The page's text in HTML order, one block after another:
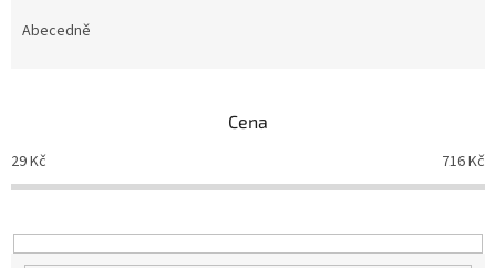
o
d
k
t
Abecedně
Cena
29Kč 716Kč